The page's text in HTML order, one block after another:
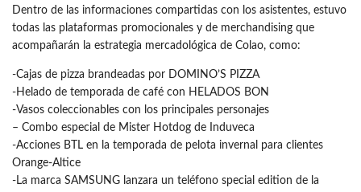
Dentro de las informaciones compartidas con los asistentes, estuvo
todas las plataformas promocionales y de merchandising que
acompañarán la estrategia mercadológica de Colao, como:
-Cajas de pizza brandeadas por DOMINO’S PIZZA
-Helado de temporada de café con HELADOS BON
-Vasos coleccionables con los principales personajes
– Combo especial de Mister Hotdog de Induveca
-Acciones BTL en la temporada de pelota invernal para clientes
Orange-Altice
-La marca SAMSUNG lanzara un teléfono special edition de la